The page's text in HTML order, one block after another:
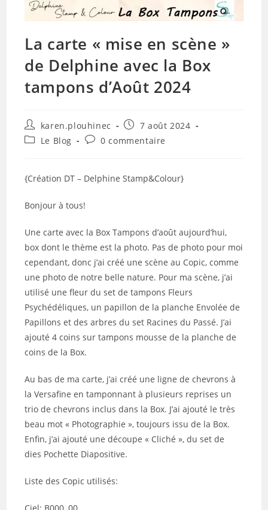
La carte « mise en scène »
de Delphine avec la Box
tampons d’Août 2024
Auteur/autrice
de
la
karen.plouhinec
Publication
publiée :
7 août 2024
PostLe Blog
Commentaires
publication :
0 commentaire
{Création DT – Delphine Stamp&Colour}
Bonjour à tous!
Une carte avec la Box Tampons d’août aujourd’hui,
box dont le thème est la photo. Pas de photo pour moi
cependant, donc j’ai créé une scène au Copic, comme
une photo de notre belle nature. Pour ma scène, j’ai
utilisé une fleur du set de tampons Fleurs
Psychédéliques, un papillon de la planche Envolée de
Papillons et des arbres du set Racines du Passé. J’ai
ajouté 4 coins sur tampons mousse de la planche de
coins de la Box.
Au bas de ma carte, j’ai créé une ligne de chevrons à
la Versafine en tamponnant à plusieurs reprises un
trio de chevrons inclus dans la Box. J’ai ajouté le très
beau mot « Photographie », toujours issu de la Box.
Enfin, j’ai ajouté une découpe « Cliché », du set de
dies Pochette Diapositive.
Liste des Copic utilisés:
Ciel: B000, 00